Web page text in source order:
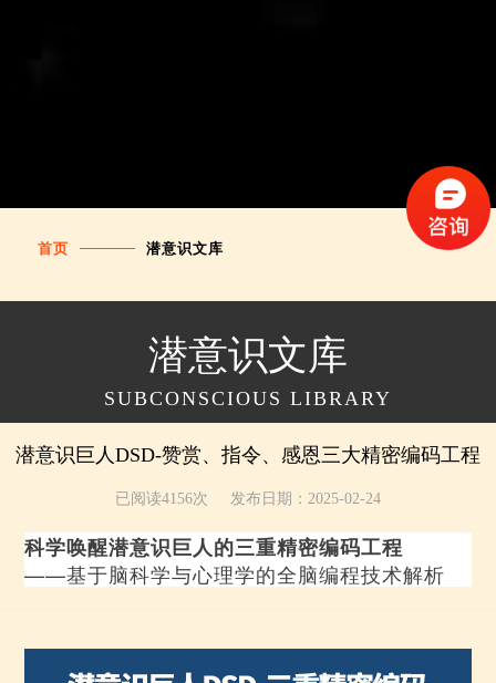
首页 潜意识文库
潜意识文库
SUBCONSCIOUS LIBRARY
潜意识巨人DSD-赞赏、指令、感恩三大精密编码工程
已阅读4156次 发布日期：2025-02-24
科学唤醒潜意识巨人的三重精密编码工程
——基于脑科学与心理学的全脑编程技术解析